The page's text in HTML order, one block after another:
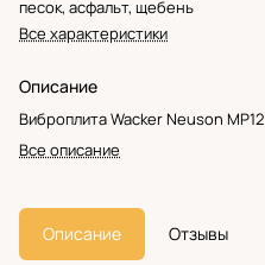
песок, асфальт, щебень
Все характеристики
Описание
Виброплита Wacker Neuson MP12
Все описание
Описание Отзывы